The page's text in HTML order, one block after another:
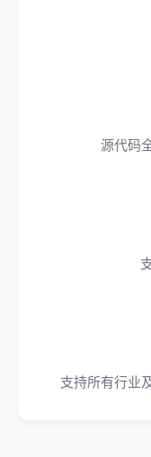
源代码
支持所有行业